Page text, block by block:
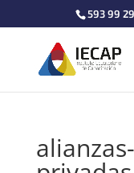
593 99